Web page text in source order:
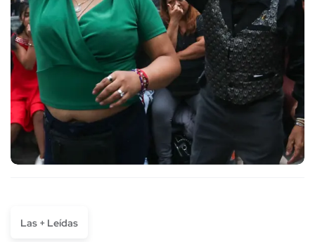
Las + Leídas